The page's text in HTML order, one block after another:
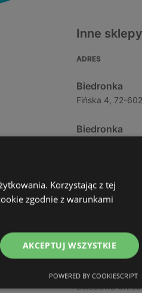
Inne
ADRES
Biedronka
Fińska 4, 72-
Biedronka
Chrobrego 9,
Ul. Bohaterów
Świnoujście
ABC
Barlickiego, 4,
ABC
Bolesława
Korzystając z tej
zgodnie z warunkami
AKCEPTUJ WSZYSTKIE
POWERED BY COOKIESCRIPT